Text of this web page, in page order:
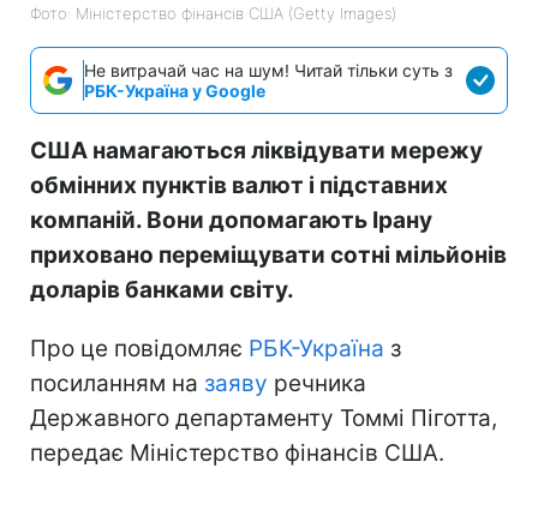
Фото: Міністерство фінансів СШA (Getty Images)
Не витрачай час на шум! Читай тільки суть з
РБК-Україна у Google
США намагаються ліквідувати мережу
обмінних пунктів валют і підставних
компаній. Вони допомагають Ірану
приховано переміщувати сотні мільйонів
доларів банками світу.
Про це повідомляє РБК-Україна з
посиланням на заяву речника
Державного департаменту Томмі Піготта,
передає Міністерство фінансів США.